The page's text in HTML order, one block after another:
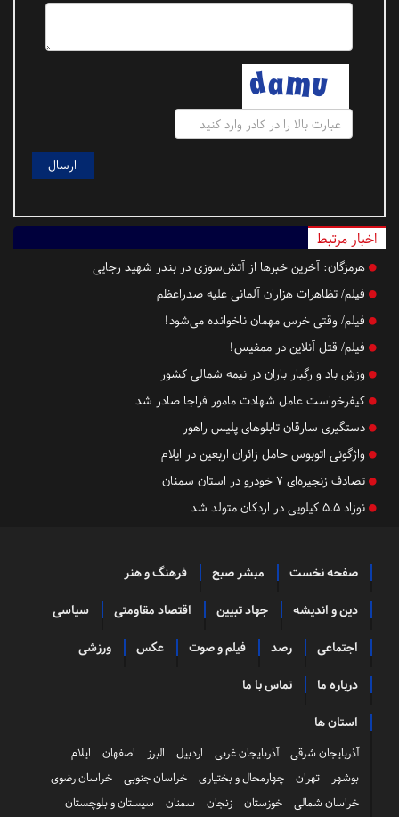
اخبار مرتبط
هرمزگان: آخرین خبرها از آتش‌سوزی در بندر شهید رجایی
فیلم/ تظاهرات هزاران آلمانی علیه صدراعظم
فیلم/ وقتی خرس مهمان ناخوانده می‌شود!
فیلم/ قتل آنلاین در ممفیس!
وزش باد و رگبار باران در نیمه شمالی کشور
کیفرخواست عامل شهادت مامور فراجا صادر شد
دستگیری سارقان تابلوهای پلیس راهور
واژگونی اتوبوس حامل زائران اربعین در ایلام
تصادف زنجیره‌ای ۷ خودرو در استان سمنان
نوزاد ۵.۵ کیلویی در اردکان متولد شد
صفحه نخست مبشر صبح فرهنگ و هنر
دین و اندیشه جهاد تبیین اقتصاد مقاومتی سیاسی
اجتماعی رصد فیلم و صوت عکس ورزشی
درباره ما تماس با ما
استان ها
آذربایجان شرقی آذربایجان غربی اردبیل البرز اصفهان
ایلام
بوشهر
تهران چهارمحال و بختیاری خراسان جنوبی
خراسان رضوی
خراسان شمالی
خوزستان زنجان سمنان سیستان و بلوچستان